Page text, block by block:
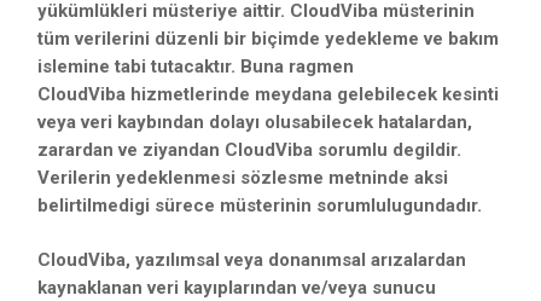
yükümlükleri müsteriye aittir. CloudViba müsterinin
tüm verilerini düzenli bir biçimde yedekleme ve bakım
islemine tabi tutacaktır. Buna ragmen
CloudViba hizmetlerinde meydana gelebilecek kesinti
veya veri kaybından dolayı olusabilecek hatalardan,
zarardan ve ziyandan CloudViba sorumlu degildir.
Verilerin yedeklenmesi sözlesme metninde aksi
belirtilmedigi sürece müsterinin sorumlulugundadır.
CloudViba, yazılımsal veya donanımsal arızalardan
kaynaklanan veri kayıplarından ve/veya sunucu